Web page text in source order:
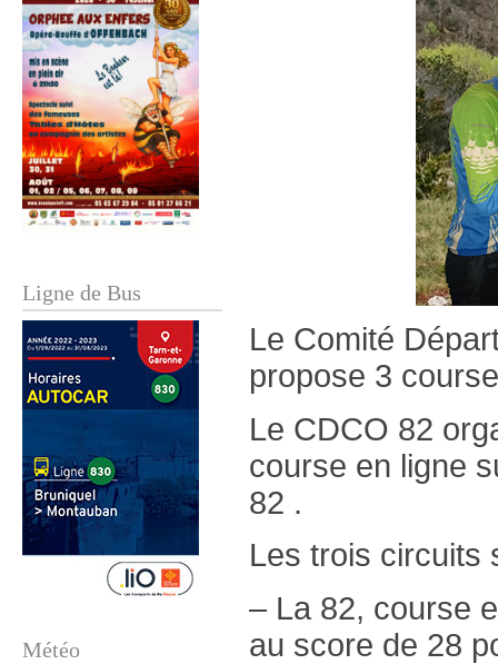
Ligne de Bus
Météo
Le Comité
propose 3
Le CDCO 82
course en ligne
82 .
Les trois circuits
– La 82, course
au score de 28